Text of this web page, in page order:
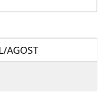
AGOST